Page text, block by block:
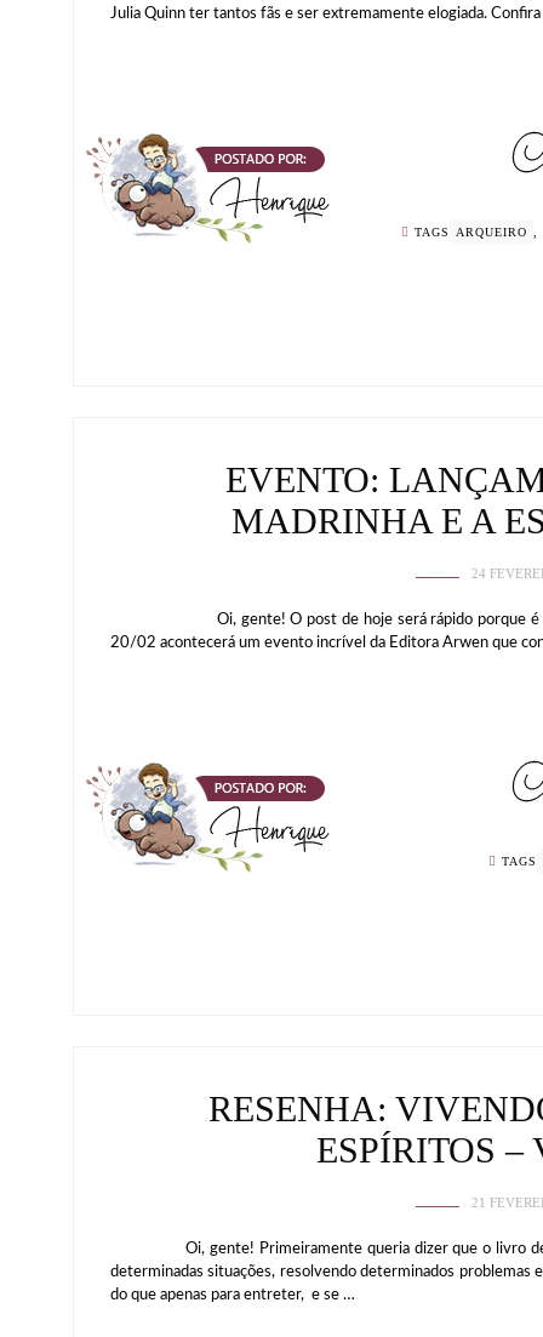
Julia Quinn ter tantos fãs e ser extremamente elogiada.
TAGS ARQUEIRO
EVENTO:
MADRINHA E A
24
Oi, gente! O post de hoje será rápido porque é um
20/02 acontecerá um evento incrível da Editora Arwen que
TAGS
RESENHA:
ESPÍRITOS
21
Oi, gente! Primeiramente queria dizer que o livro de
determinadas situações, resolvendo determinados problemas
do que apenas para entreter, e se …